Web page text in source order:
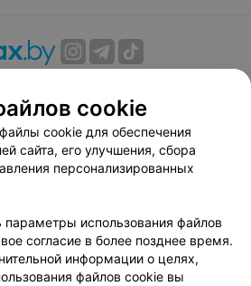
договор
Способы оплаты
по использованию сервиса
«Афиша»
соглашение
вопросам сотрудничества
руководителю relax.by
настройки cookie
cookie
cookie для обеспечения
сайта, его улучшения, сбора
персонализированных
использования файлов
согласие в более позднее время.
информации о целях,
файлов cookie вы